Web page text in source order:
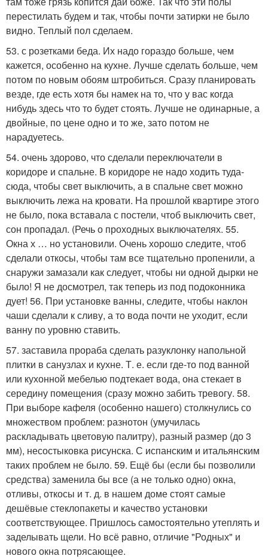
перестилать будем и так, чтобы почти затирки не было
видно. Теплый пол сделаем.
53. с розетками беда. Их надо гораздо больше, чем
кажется, особенно на кухне. Лучше сделать больше, чем
потом по новым обоям штробиться. Сразу планировать
везде, где есть хотя бы намек на то, что у вас когда
нибудь здесь что то будет стоять. Лучше не одинарные, а
двойные, по цене одно и то же, зато потом не
нарадуетесь.
54. очень здорово, что сделали переключатели в
коридоре и спальне. В коридоре не надо ходить туда-
сюда, чтобы свет выключить, а в спальне свет можно
выключить лежа на кровати. На прошлой квартире этого
не было, пока вставала с постели, чтоб выключить свет,
сон пропадал. (Речь о проходных выключателях. 55.
Окна х … но установили. Очень хорошо следите, чтоб
сделали откосы, чтобы там все тщательно пропенили, а
снаружи замазали как следует, чтобы ни одной дырки не
было! Я не досмотрел, так теперь из под подоконника
дует! 56. При установке ванны, следите, чтобы наклон
чаши сделали к сливу, а то вода почти не уходит, если
ванну по уровню ставить.
57. заставила прораба сделать разуклонку напольной
плитки в санузлах и кухне. Т. е. если где-то под ванной
или кухонной мебелью подтекает вода, она стекает в
середину помещения (сразу можно забить тревогу. 58.
При выборе кафеля (особенно нашего) столкнулись со
множеством проблем: разнотон (умучилась
раскладывать цветовую палитру), разный размер (до 3
мм), несостыковка рисунска. С испанским и итальянским
таких проблем не было. 59. Ещё бы (если бы позволили
средства) заменила бы все (а не только одно) окна,
отливы, откосы и т. д. в нашем доме стоят самые
дешёвые стеклопакеты и качество установки
соответствующее. Пришлось самостоятельно утеплять и
заделывать щели. Но всё равно, отличие "Родных" и
нового окна потрясающее.